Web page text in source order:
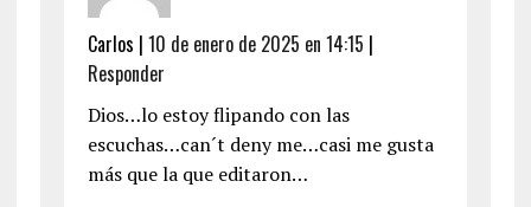
Carlos | 10 de enero de 2025 en 14:15 |
Responder
Dios…lo estoy flipando con las
escuchas…can´t deny me…casi me gusta
más que la que editaron…